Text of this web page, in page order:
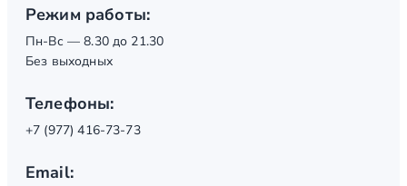
Режим работы:
Пн-Вс — 8.30 до 21.30
Без выходных
Телефоны:
+7 (977) 416-73-73
Email: